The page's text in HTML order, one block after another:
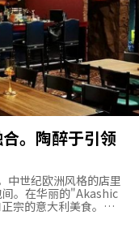
。陶醉于引领
中世纪欧洲风格的店里
间。在华丽的"Akashic
宗的意大利美食。像
沫"，以及自制意面